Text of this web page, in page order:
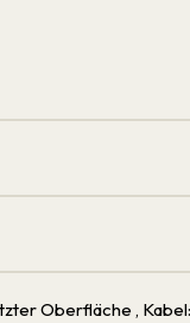
Oberfläche , Kabel: